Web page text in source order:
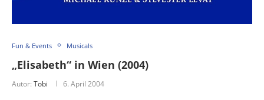
Fun & Events Musicals
„Elisabeth“ in Wien (2004)
Autor: Tobi 6. April 2004